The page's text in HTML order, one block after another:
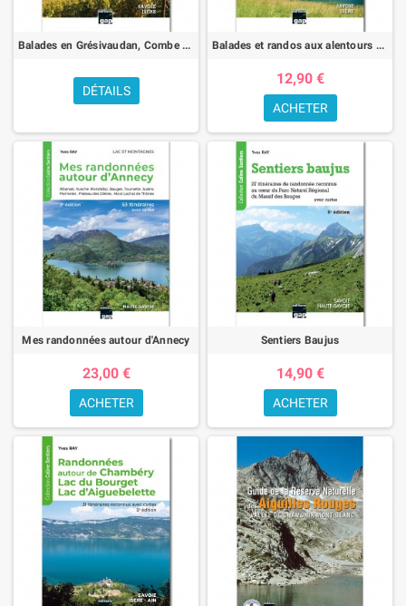
Balades en Grésivaudan, Combe de Savoie, Bauges et alentours
DÉTAILS
Balades et randos aux alentours de Chambéry
12,90 €
ACHETER
Mes randonnées autour d'Annecy
23,00 €
ACHETER
Sentiers Baujus
14,90 €
ACHETER